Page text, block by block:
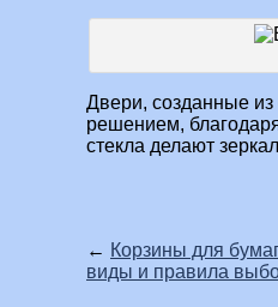
Двери, созданные из
решением,
стекла делают
← Корзины для
виды и правила